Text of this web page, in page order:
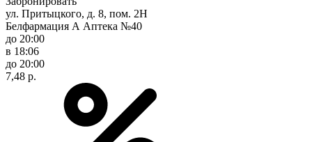
ул. Притыцкого, д. 8, пом. 2Н
Белфармация А Аптека №40
до 20:00
в 18:06
до 20:00
7,48 р.